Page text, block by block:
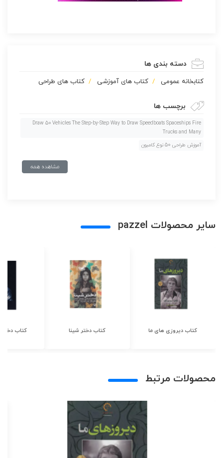
دسته بندی ها
كتابخانه عمومی کتاب های آموزشی کتاب های طراحی
برچسب ها
Draw 50 Vehicles The Step-by-Step Way to Draw Speedboats Spaceships Fire
Trucks and Many
آموزش طراحی 50 نوع کامیون
مشاهده همه
سایر محصولات pazzel
کتاب دیروزی های ما کتاب دختر شینا کتاب دختر
محصولات مرتبط